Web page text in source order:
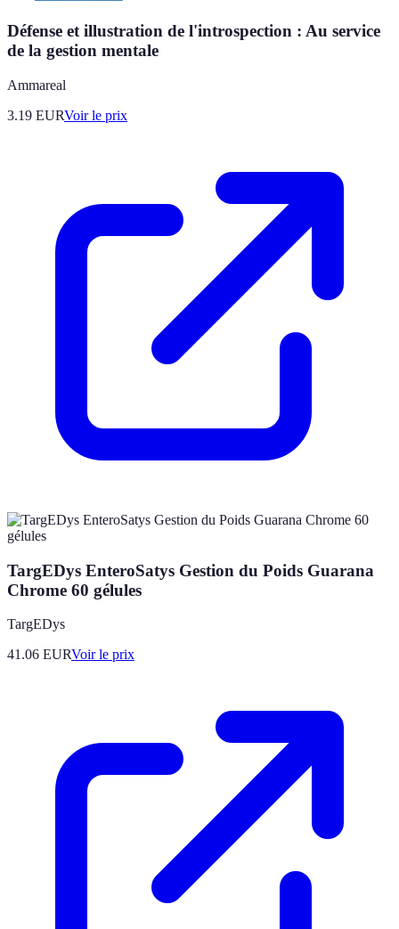
Défense et illustration de l'introspection : Au service
de la gestion mentale
Ammareal
3.19 EURVoir le prix
TargEDys EnteroSatys Gestion du Poids Guarana
Chrome 60 gélules
TargEDys
41.06 EURVoir le prix